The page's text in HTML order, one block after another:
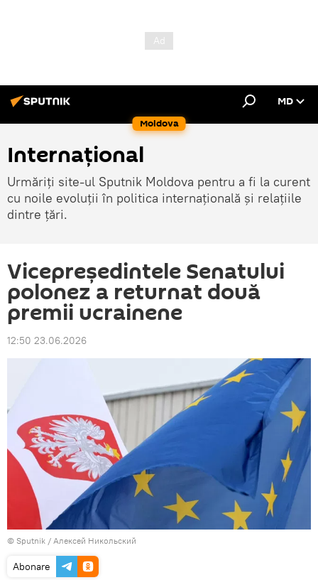
Moldova
MD
Internațional
Urmăriți site-ul Sputnik Moldova pentru a fi la curent
cu noile evoluții în politica internațională și relațiile
dintre țări.
Vicepreședintele Senatului
polonez a returnat două
premii ucrainene
12:50 23.06.2026
© Sputnik / Алексей Никольский
Abonare